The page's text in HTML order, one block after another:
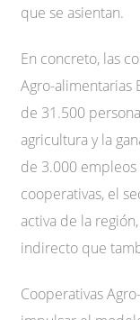
que se asientan.
En concreto, las
Agro-alimentarias
de 31.500
agricultura y la
de 3.000
cooperativas, el
activa de la
indirecto que
Cooperativas